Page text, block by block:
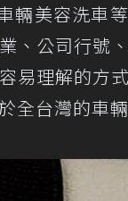
輛美容洗車
、公司行號
易理解的方
全台灣的車輛